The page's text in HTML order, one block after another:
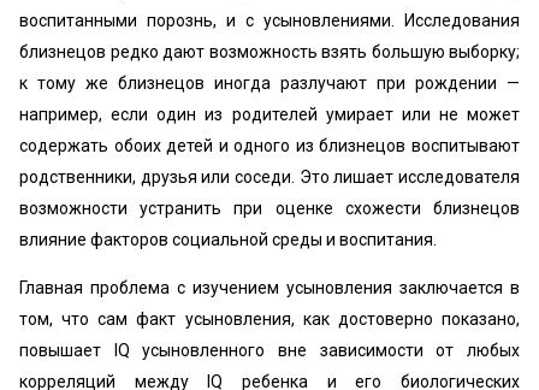
воспитанными порознь, и с усыновлениями. Исследования
близнецов редко дают возможность взять большую выборку;
к тому же близнецов иногда разлучают при рождении —
например, если один из родителей умирает или не может
содержать обоих детей и одного из близнецов воспитывают
родственники, друзья или соседи. Это лишает исследователя
возможности устранить при оценке схожести близнецов
влияние факторов социальной среды и воспитания.
Главная проблема с изучением усыновления заключается в
том, что сам факт усыновления, как достоверно показано,
повышает IQ усыновленного вне зависимости от любых
корреляций между IQ ребенка и его биологических